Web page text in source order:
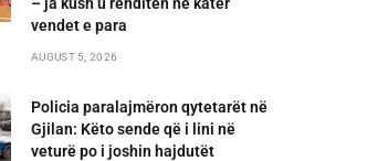
vendet e para
AUGUST 5, 2026
Policia paralajmëron qytetarët në
Gjilan: Këto sende që i lini në
veturë po i joshin hajdutët